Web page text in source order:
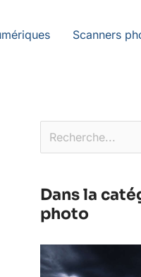
Scanners
Dans la
photo